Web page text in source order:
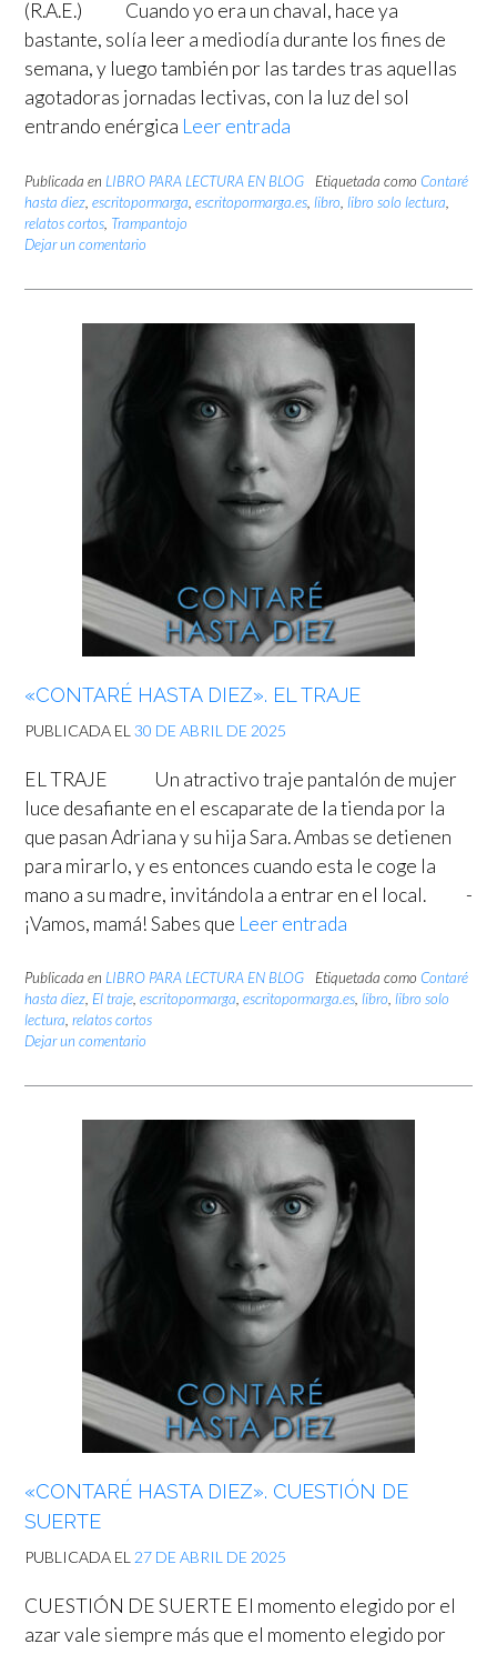
(R.A.E.) Cuando yo era un chaval, hace ya
bastante, solía leer a mediodía durante los fines de
semana, y luego también por las tardes tras aquellas
agotadoras jornadas lectivas, con la luz del sol
entrando enérgica Leer entrada
Publicada en LIBRO PARA LECTURA EN BLOG Etiquetada como Contaré
hasta diez escritopormarga escritopormarga.es libro libro solo lectura
relatos cortos Trampantojo
Dejar un comentario
«CONTARÉ HASTA DIEZ». EL TRAJE
PUBLICADA EL 30 DE ABRIL DE 2025
EL TRAJE Un atractivo traje pantalón de mujer
luce desafiante en el escaparate de la tienda por la
que pasan Adriana y su hija Sara. Ambas se detienen
para mirarlo, y es entonces cuando esta le coge la
mano a su madre, invitándola a entrar en el local. -
¡Vamos, mamá! Sabes que Leer entrada
Publicada en LIBRO PARA LECTURA EN BLOG Etiquetada como Contaré
hasta diez El traje escritopormarga escritopormarga.es libro libro solo
lectura relatos cortos
Dejar un comentario
«CONTARÉ HASTA DIEZ». CUESTIÓN DE
SUERTE
PUBLICADA EL 27 DE ABRIL DE 2025
CUESTIÓN DE SUERTE El momento elegido por el
azar vale siempre más que el momento elegido por